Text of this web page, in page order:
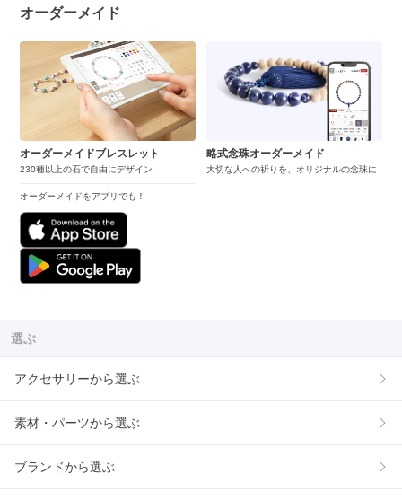
オーダーメイド
オーダーメイドブレスレット
230種以上の石で自由にデザイン
オーダーメイドをアプリでも！
略式念珠オーダーメイド
大切な人への祈りを、オリジナルの念珠に
選ぶ
アクセサリーから選ぶ
素材・パーツから選ぶ
ブランドから選ぶ